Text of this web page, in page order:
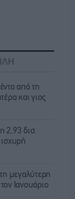
από τη
και γιος
2,93 δισ.
μεγαλύτερη
Ιανουάριο